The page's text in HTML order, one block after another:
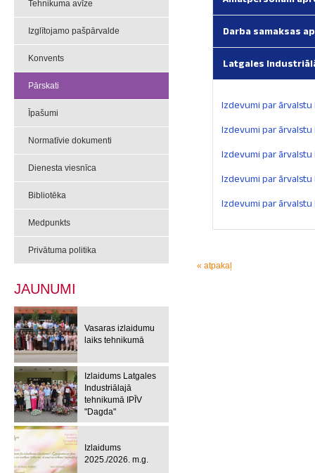
Tehnikuma avīze
Izglītojamo pašpārvalde
Konvents
Pārskati
Īpašumi
Normatīvie dokumenti
Dienesta viesnīca
Bibliotēka
Medpunkts
Privātuma politika
JAUNUMI
Vasaras izlaidumu
laiks tehnikumā
Izlaidums Latgales
Industriālajā
tehnikumā IPĪV
"Dagda"
Izlaidums
2025./2026. m.g.
Darba samaksas
Latgales
Izdevumi par ārvalstu
Izdevumi par ārvalstu
Izdevumi par ārvalstu
Izdevumi par ārvalstu
Izdevumi par ārvalstu
« atpakaļ